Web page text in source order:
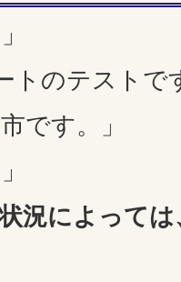
トのテスト
です。」
況によって